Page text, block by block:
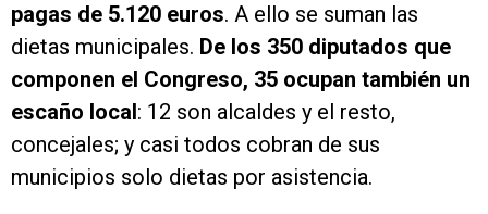
pagas de 5.120 euros. A ello se suman las
dietas municipales. De los 350 diputados que
componen el Congreso, 35 ocupan también un
escaño local: 12 son alcaldes y el resto,
concejales; y casi todos cobran de sus
municipios solo dietas por asistencia.